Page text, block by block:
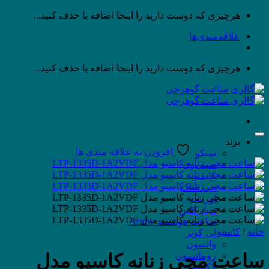
پرش
محتوا
هرچیزی که دوست دارید را اینجا اضافه یا حذف کنید...
علاقه‌مندی‌ها
هرچیزی که دوست دارید را اینجا اضافه یا حذف کنید...
برند
سیکو
سیتی‌زن
کاسیو
جی شاک
اورینت
دنیل کلین
ساعت هوشمند Arrow
لی کوپر
واتسون
رومانسون
لاکسمی
افزودن به علاقه مندی ها
خانه / کاسیو
ساعت مچی زنانه کاسیو مدل